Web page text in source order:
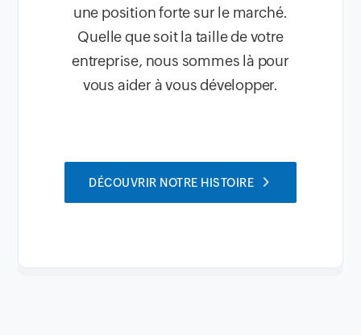
une position forte sur le marché.
Quelle que soit la taille de votre
entreprise, nous sommes là pour
vous aider à vous développer.
DÉCOUVRIR NOTRE HISTOIRE